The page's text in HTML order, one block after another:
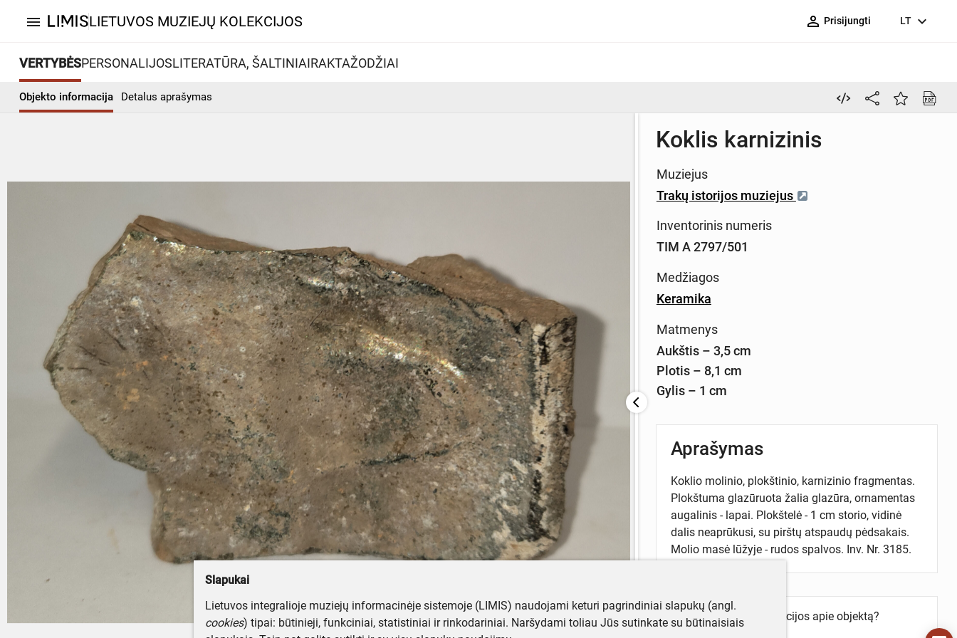
menu LIETUVOS MUZIEJŲ KOLEKCIJOS person_outline Prisijungti LT expand_more
VERTYBĖSPERSONALIJOSLITERATŪRA, ŠALTINIAIRAKTAŽODŽIAI
Objekto informacija Detalus aprašymas
Koklis karnizinis
Muziejus
Trakų istorijos muziejus
Inventorinis numeris
TIM A 2797/501
Medžiagos
Keramika
Matmenys
Aukštis – 3,5 cm
Plotis – 8,1 cm
Gylis – 1 cm
Aprašymas
Koklio molinio, plokštinio, karnizinio fragmentas.
Plokštuma glazūruota žalia glazūra, ornamentas
augalinis - lapai. Plokštelė - 1 cm storio, vidinė
dalis neaprūkusi, su pirštų atspaudų pėdsakais.
Molio masė lūžyje - rudos spalvos. Inv. Nr. 3185.
Turite daugiau informacijos apie objektą?
Slapukai
Lietuvos integralioje muziejų informacinėje sistemoje (LIMIS) naudojami keturi pagrindiniai slapukų (angl.
cookies) tipai: būtinieji, funkciniai, statistiniai ir rinkodariniai. Naršydami toliau Jūs sutinkate su būtinaisiais